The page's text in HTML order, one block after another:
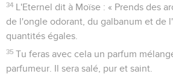
34 L'Eternel dit à Moïse : « Prends des
de l'ongle odorant, du galbanum et de
quantités égales.
35 Tu feras avec cela un parfum
parfumeur. Il sera salé, pur et saint.